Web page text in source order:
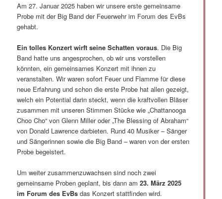
Am 27. Januar 2025 haben wir unsere erste gemeinsame
Probe mit der Big Band der Feuerwehr im Forum des EvBs
gehabt.
Ein tolles Konzert wirft seine Schatten voraus. Die Big
Band hatte uns angesprochen, ob wir uns vorstellen
könnten, ein gemeinsames Konzert mit ihnen zu
veranstalten. Wir waren sofort Feuer und Flamme für diese
neue Erfahrung und schon die erste Probe hat allen gezeigt,
welch ein Potential darin steckt, wenn die kraftvollen Bläser
zusammen mit unseren Stimmen Stücke wie „Chattanooga
Choo Cho“ von Glenn Miller oder „The Blessing of Abraham“
von Donald Lawrence darbieten. Rund 40 Musiker – Sänger
und Sängerinnen sowie die Big Band – waren von der ersten
Probe begeistert.
Um weiter zusammenzuwachsen sind noch zwei
gemeinsame Proben geplant, bis dann am23. März 2025
im Forum des EvBsdas Konzert stattfinden wird.